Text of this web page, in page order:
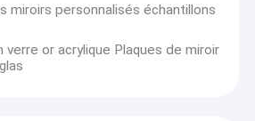
miroirs personnalisés échantillons
verre or acrylique Plaques de miroir